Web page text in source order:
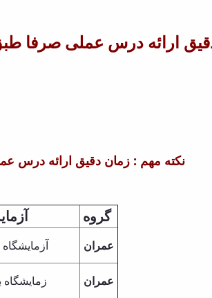
ارائه درس عملی صرفا
نکته مهم : زمان دقیق ارائه درس
گروه
آزمایشگاه عمران
زمایشگاه عمران